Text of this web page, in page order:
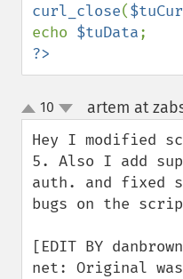
curl_close(
echo $tuData
?>
up
down
10 artem at
Hey I modified
5. Also I add
auth. and fixed
bugs on the
[EDIT BY
net: Original